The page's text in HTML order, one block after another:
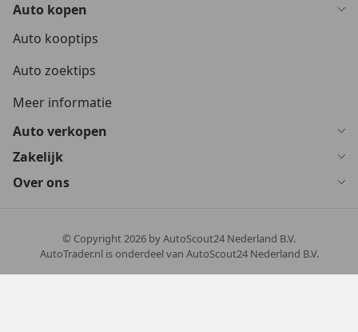
Auto kopen
Auto kooptips
Auto zoektips
Meer informatie
Auto verkopen
Zakelijk
Over ons
© Copyright2026 by AutoScout24 Nederland B.V.
AutoTrader.nl is onderdeel van AutoScout24 Nederland B.V.